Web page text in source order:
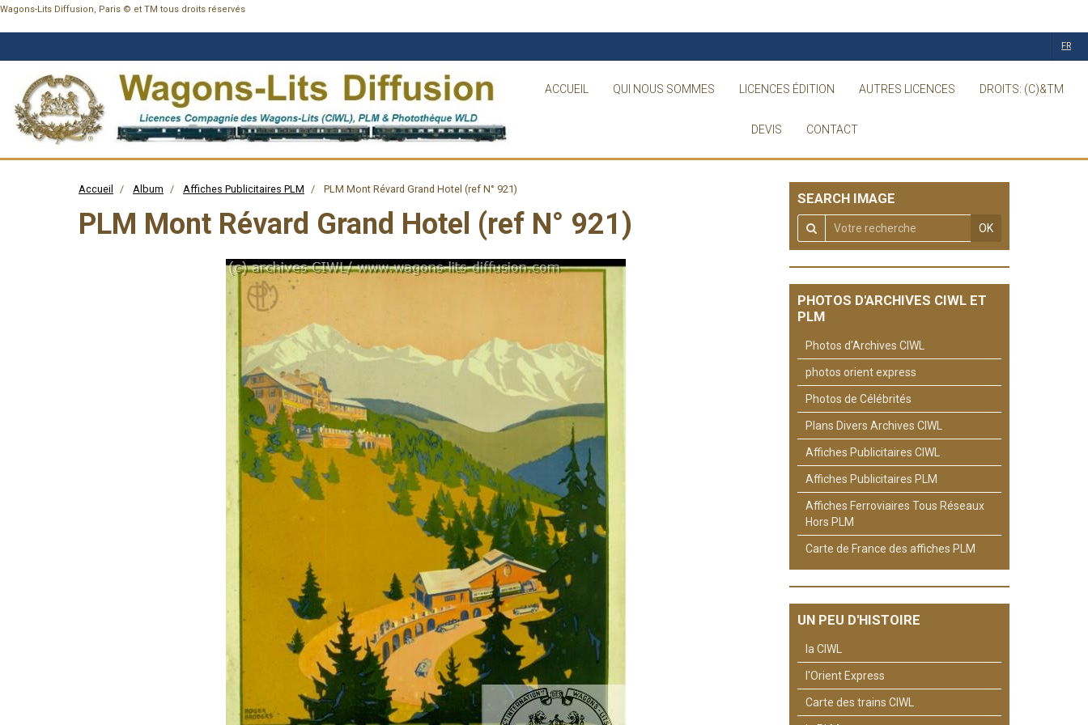
Wagons-Lits Diffusion, Paris © et TM tous droits réservés
ACCUEIL QUI NOUS SOMMES LICENCES ÉDITION AUTRES LICENCES DROITS: (C)&TM
DEVIS CONTACT
FR
Accueil Album Affiches Publicitaires PLM PLM Mont Révard Grand Hotel (ref N° 921)
PLM Mont Révard Grand Hotel (ref N° 921)
SEARCH IMAGE
OK
PHOTOS D'ARCHIVES CIWL ET
PLM
Photos d'Archives CIWL
photos orient express
Photos de Célébrités
Plans Divers Archives CIWL
Affiches Publicitaires CIWL
Affiches Publicitaires PLM
Affiches Ferroviaires Tous Réseaux
Hors PLM
Carte de France des affiches PLM
UN PEU D'HISTOIRE
la CIWL
l'Orient Express
Carte des trains CIWL